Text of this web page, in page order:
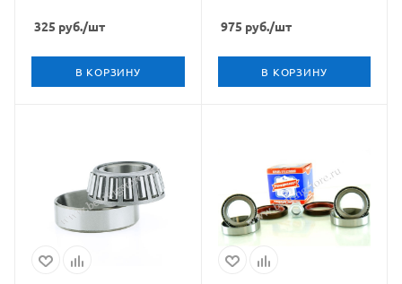
325 руб./шт
В КОРЗИНУ
975 руб./шт
В КОРЗИНУ